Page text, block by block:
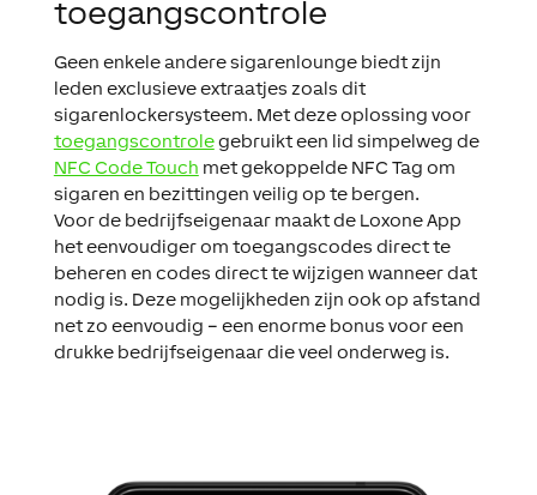
toegangscontrole
Geen enkele andere sigarenlounge biedt zijn
leden exclusieve extraatjes zoals dit
sigarenlockersysteem. Met deze oplossing voor
toegangscontrolegebruikt een lid simpelweg de
NFC Code Touch met gekoppelde NFC Tag om
sigaren en bezittingen veilig op te bergen.
Voor de bedrijfseigenaar maakt de Loxone App
het eenvoudiger om toegangscodes direct te
beheren en codes direct te wijzigen wanneer dat
nodig is. Deze mogelijkheden zijn ook op afstand
net zo eenvoudig – een enorme bonus voor een
drukke bedrijfseigenaar die veel onderweg is.